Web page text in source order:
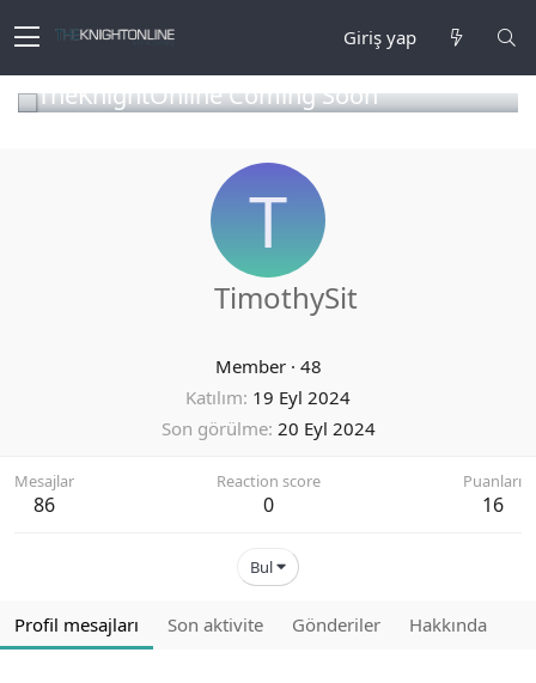
Giriş yap
TheKnightOnline Coming Soon
T
TimothySit
Member · 48
Katılım 19 Eyl 2024
Son görülme 20 Eyl 2024
Mesajlar
86
Reaction score
0
Puanları
16
Bul
Profil mesajları Son aktivite Gönderiler Hakkında